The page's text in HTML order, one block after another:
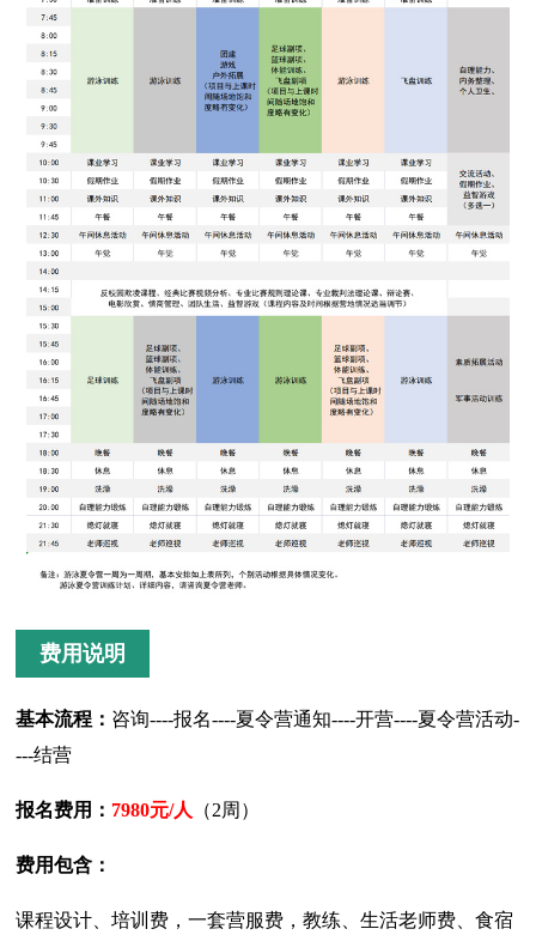
费用说明
基本流程： 咨询----报名----夏令营通知----开营----夏令营活动-
---结营
报名费用： 7980元/人 （2周）
费用包含：
课程设计、培训费，一套营服费，教练、生活老师费、食宿